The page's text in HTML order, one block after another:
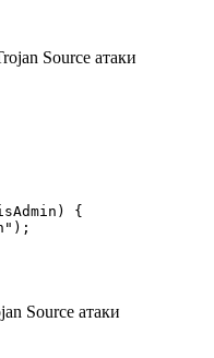
Source атаки
{
Source атаки